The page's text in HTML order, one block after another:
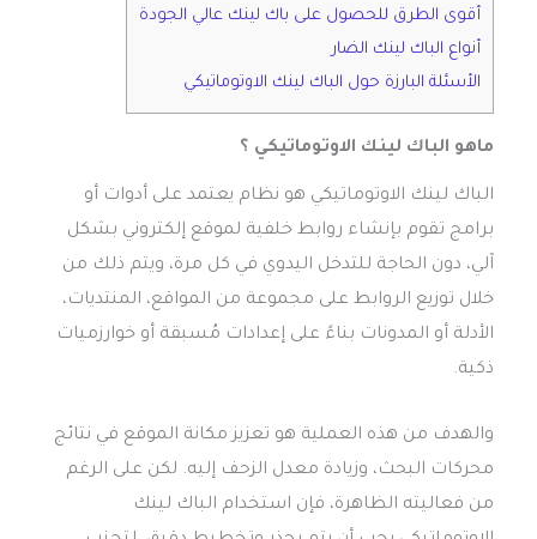
أقوى الطرق للحصول على باك لينك عالي الجودة
أنواع الباك لينك الضار
الأسئلة البارزة حول الباك لينك الاوتوماتيكي
ماهو الباك لينك الاوتوماتيكي ؟
الباك لينك الاوتوماتيكي هو نظام يعتمد على أدوات أو
برامج تقوم بإنشاء روابط خلفية لموقع إلكتروني بشكل
آلي، دون الحاجة للتدخل اليدوي في كل مرة، ويتم ذلك من
خلال توزيع الروابط على مجموعة من المواقع، المنتديات،
الأدلة أو المدونات بناءً على إعدادات مُسبقة أو خوارزميات
ذكية.
والهدف من هذه العملية هو تعزيز مكانة الموقع في نتائج
محركات البحث، وزيادة معدل الزحف إليه. لكن على الرغم
من فعاليته الظاهرة، فإن استخدام الباك لينك